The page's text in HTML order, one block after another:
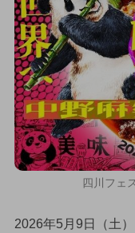
四川フェ
2026年5月9日（土